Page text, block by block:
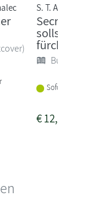
S. T. Abby
Secret -
sollst
fürchten
Buch
Sofort
€12,00